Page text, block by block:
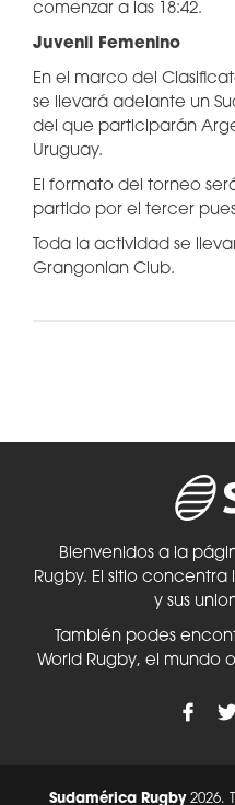
comenzar a las 18:42.
Juvenil Femenino
En el marco del
se llevará adelante un
del que participarán
Uruguay.
El formato del torneo
partido por el tercer
Toda la actividad se
Grangonian Club.
Bienvenidos a la
Rugby. El sitio
y sus
También podes
World Rugby, el mundo
Sudamérica Rugby2026.